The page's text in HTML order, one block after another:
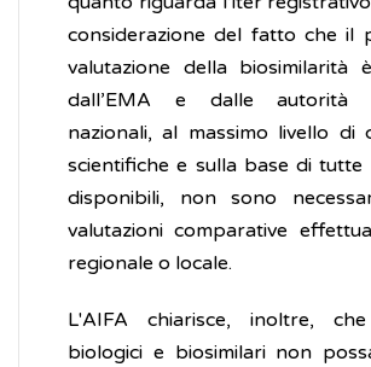
considerazione del fatto che il
valutazione della biosimilarità
dall’EMA e dalle autorità
nazionali, al massimo livello di
scientifiche e sulla base di tutte
disponibili, non sono
valutazioni comparative
regionale o locale.
L'AIFA chiarisce, inoltre, che
biologici e biosimilari non